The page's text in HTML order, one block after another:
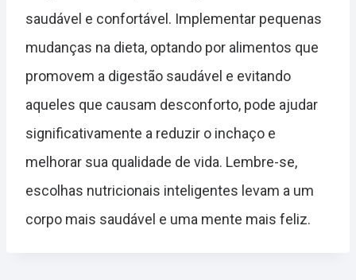
saudável e confortável. Implementar pequenas
mudanças na dieta, optando por alimentos que
promovem a digestão saudável e evitando
aqueles que causam desconforto, pode ajudar
significativamente a reduzir o inchaço e
melhorar sua qualidade de vida. Lembre-se,
escolhas nutricionais inteligentes levam a um
corpo mais saudável e uma mente mais feliz.